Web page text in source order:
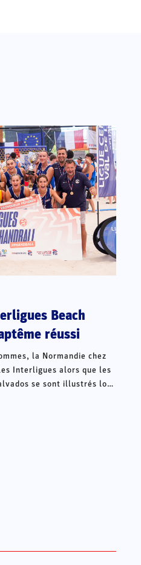
Beach
réussi
la Normandie chez
Interligues alors que les
se sont illustrés lors